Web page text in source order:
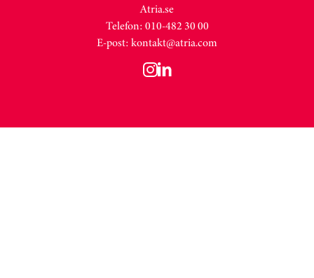
Atria.se
Telefon: 010-482 30 00
E-post: kontakt@atria.com